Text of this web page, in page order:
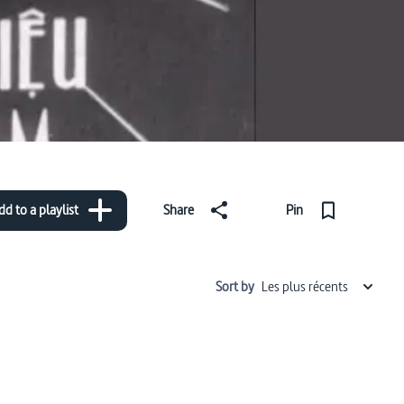
to a playlist Share Pin
Sort by Les plus récents